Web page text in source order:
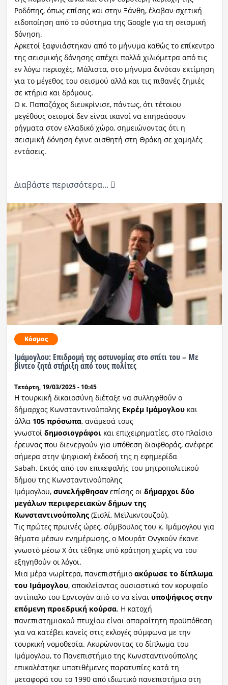
Ροδόπης, όπως επίσης και στην Ξάνθη, έλαβαν σχετική
ειδοποίηση από το σύστημα της Google για τη σεισμική
δόνηση.
Αρκετοί ξαφνιάστηκαν από το μήνυμα καθώς το επίκεντρο
της σεισμικής δόνησης απέχει πολλά χιλιόμετρα από τις
εν λόγω περιοχές. Μάλιστα, στο μήνυμα δινόταν εκτίμηση
για το μέγεθος του σεισμού αλλά και τις πιθανές ζημιές
σε κτήρια και δρόμους.
Ο κ. Παπαζάχος διευκρίνισε, πάντως, ότι τέτοιου
μεγέθους σεισμοί δεν είναι ικανοί να επηρεάσουν
ρήγματα στον ελλαδικό χώρο, σημειώνοντας ότι η
σεισμική δόνηση έγινε αισθητή στη Θράκη σε χαμηλές
εντάσεις.
Διαβάστε περισσότερα...
Κόσμος
Ιμάμογλου: Επιδρομή της αστυνομίας στο σπίτι του – Με
βίντεο ζητά στήριξη από τους πολίτες
Τετάρτη, 19/03/2025 - 10:45
Η τουρκική δικαιοσύνη διέταξε να συλληφθούν ο
δήμαρχος Κωνσταντινούπολης Εκρέμ Ιμάμογλουκαι
άλλα 105 πρόσωπα, ανάμεσά τους
γνωστοί δημοσιογράφοι και επιχειρηματίες, στο πλαίσιο
έρευνας που διενεργούν για υπόθεση διαφθοράς, ανέφερε
σήμερα στην ψηφιακή έκδοσή της η εφημερίδα
Sabah. Εκτός από τον επικεφαλής του μητροπολιτικού
δήμου της Κωνσταντινούπολης
Ιμάμογλου, συνελήφθησαν επίσης οι δήμαρχοι δύο
μεγάλων περιφερειακών δήμων της
Κωνσταντινούπολης(Σισλί, Μεϊλικντουζού).
Τις πρώτες πρωινές ώρες, σύμβουλος του κ. Ιμάμογλου για
θέματα μέσων ενημέρωσης, ο Μουράτ Ονγκούν έκανε
γνωστό μέσω X ότι τέθηκε υπό κράτηση χωρίς να του
εξηγηθούν οι λόγοι.
Μια μέρα νωρίτερα, πανεπιστήμιο ακύρωσε το δίπλωμα
του Ιμάμογλου, αποκλείοντας ουσιαστικά τον κορυφαίο
αντίπαλο του Ερντογάν από το να είναι υποψήφιος στην
επόμενη προεδρική κούρσα. Η κατοχή
πανεπιστημιακού πτυχίου είναι απαραίτητη προϋπόθεση
για να κατέβει κανείς στις εκλογές σύμφωνα με την
τουρκική νομοθεσία. Ακυρώνοντας το δίπλωμα του
Ιμάμογλου, το Πανεπιστήμιο της Κωνσταντινούπολης
επικαλέστηκε υποτιθέμενες παρατυπίες κατά τη
μεταφορά του το 1990 από ιδιωτικό πανεπιστήμιο στη